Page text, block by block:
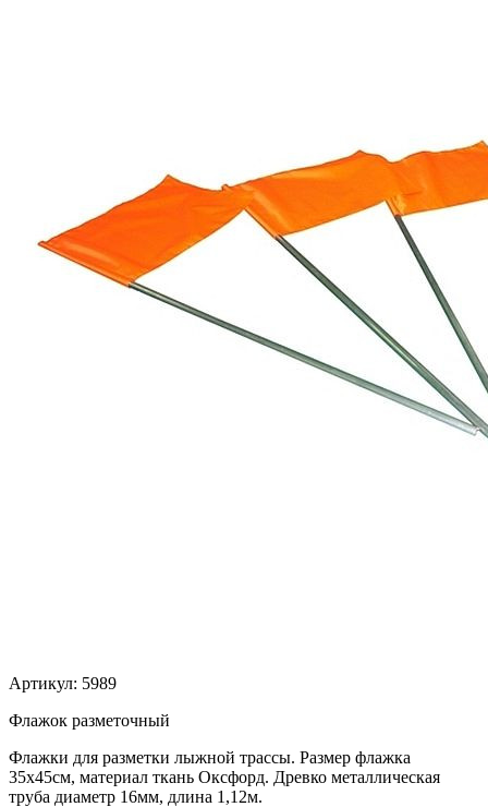
Артикул: 5989
Флажок разметочный
Флажки для разметки лыжной трассы. Размер флажка
35х45см, материал ткань Оксфорд. Древко металлическая
труба диаметр 16мм, длина 1,12м.